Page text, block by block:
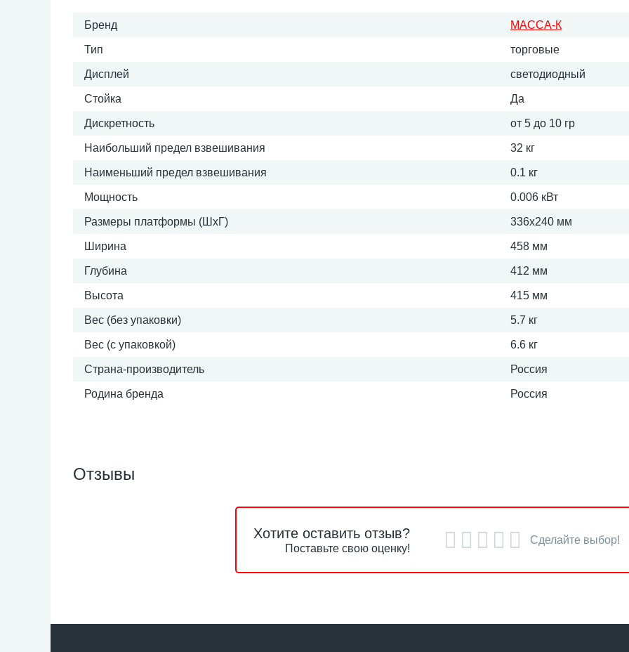
Бренд МАССА-К
Тип торговые
Дисплей светодиодный
Стойка Да
Дискретность от 5 до 10 гр
Наибольший предел взвешивания 32 кг
Наименьший предел взвешивания 0.1 кг
Мощность 0.006 кВт
Размеры платформы (ШxГ) 336х240 мм
Ширина 458 мм
Глубина 412 мм
Высота 415 мм
Вес (без упаковки) 5.7 кг
Вес (с упаковкой) 6.6 кг
Страна-производитель Россия
Родина бренда Россия
Отзывы
Хотите оставить отзыв?
Поставьте свою оценку!
Сделайте выбор!